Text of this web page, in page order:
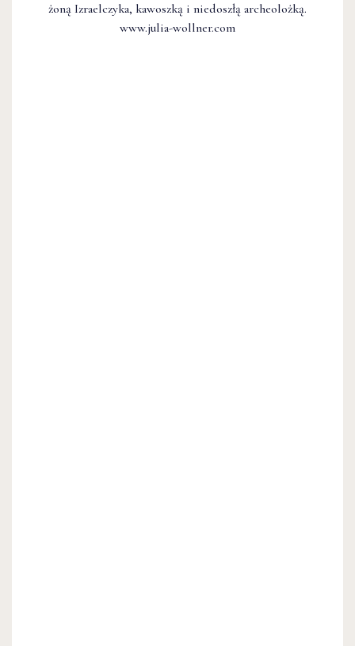
żoną Izraelczyka, kawoszką i niedoszłą archeolożką.
www.julia-wollner.com